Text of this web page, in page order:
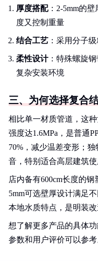
厚度搭配：2-5mm的
度又控制重量
结合工艺 ：采用分子
柔性设计：特殊螺旋
复杂安装环境
三、为何选择复合
相比单一材质管道，这
强度达1.6MPa，是普通
70%，减少温差变形；
音，特别适合高层建筑使
店内备有600cm长度的
5mm可选壁厚设计满足
本地水质特点，是明装
想了解更多产品的具体
参数和用户评价可以参考